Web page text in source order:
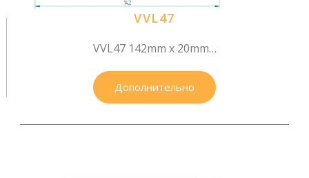
VVL47
VVL47 142mm x 20mm…
Дополнительно